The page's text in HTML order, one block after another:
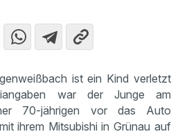
ist ein Kind verletzt
war der Junge am
70-jährigen vor das Auto
ihrem Mitsubishi in Grünau auf